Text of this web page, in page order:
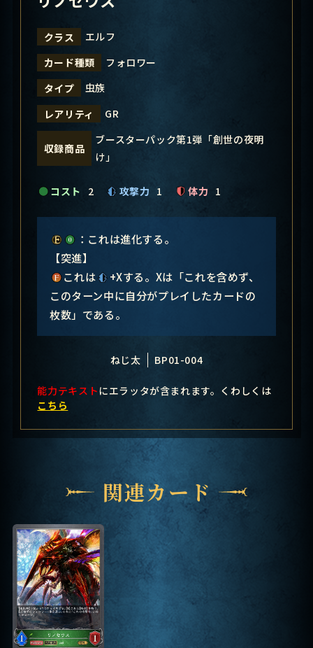
クラス
エルフ
カード種類
フォロワー
タイプ
虫族
レアリティ
GR
収録商品
ブースターパック第1弾「創世の夜明
け」
コスト 2 攻撃力 1 体力 1
：これは進化する。
【突進】
これは
+Xする。Xは「これを含めず、
このターン中に自分がプレイしたカードの
枚数」である。
ねじ太 BP01-004
能力テキストにエラッタが含まれます。くわしくは
こちら
関連カード